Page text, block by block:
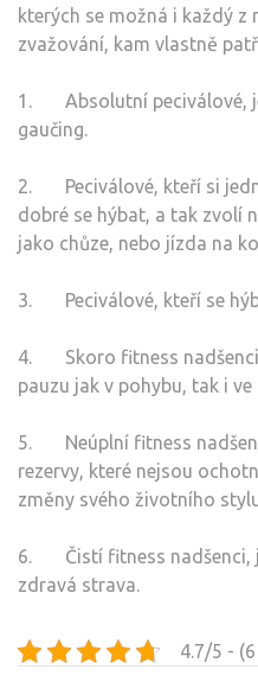
kterých se možná i každý z
zvažování, kam vlastně
1. Absolutní peciválové,
gaučing.
2. Peciválové, kteří si
dobré se hýbat, a tak zvolí
jako chůze, nebo jízda na
3. Peciválové, kteří se
4. Skoro fitness
pauzu jak v pohybu, tak i
5. Neúplní fitness
rezervy, které nejsou
změny svého životního
6. Čistí fitness nadšenci,
zdravá strava.
4.7/5 -